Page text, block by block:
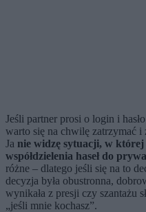
Jeśli partner prosi o login i
warto się na chwilę zatrzymać
Ja nie widzę sytuacji, w
współdzielenia haseł do
różne – dlatego jeśli się na to
decyzja była obustronna,
wynikała z presji czy szantażu
„jeśli mnie kochasz”.